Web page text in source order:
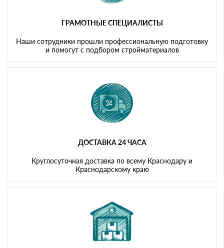
ГРАМОТНЫЕ СПЕЦИАЛИСТЫ
Наши сотрудники прошли профессиональную подготовку
и помогут с подбором стройматериалов
ДОСТАВКА 24 ЧАСА
Круглосуточная доставка по всему Краснодару и
Краснодарскому краю